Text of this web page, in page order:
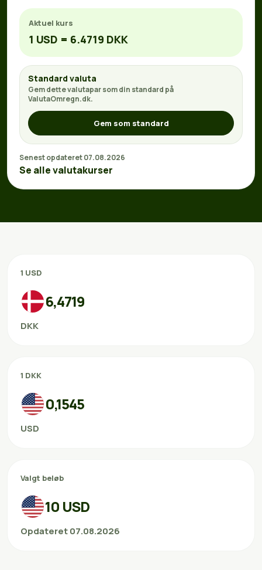
Aktuel kurs
1 USD = 6.4719 DKK
Standard valuta
Gem dette valutapar som din standard på
ValutaOmregn.dk.
Gem som standard
Senest opdateret 07.08.2026
Se alle valutakurser
1 USD
6,4719
DKK
1 DKK
0,1545
USD
Valgt beløb
10 USD
Opdateret 07.08.2026